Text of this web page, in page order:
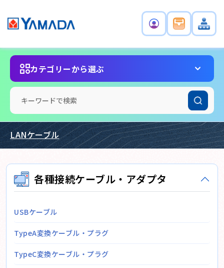
カテゴリーから選ぶ
LANケーブル
各種接続ケーブル・アダプタ
USBケーブル
TypeA変換ケーブル・プラグ
TypeC変換ケーブル・プラグ